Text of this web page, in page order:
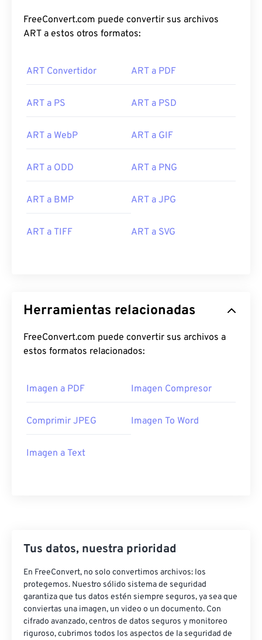
FreeConvert.com puede convertir sus archivos
ART a estos otros formatos:
ART Convertidor ART a PDF
ART a PS ART a PSD
ART a WebP ART a GIF
ART a ODD ART a PNG
ART a BMP ART a JPG
ART a TIFF ART a SVG
Herramientas relacionadas
FreeConvert.com puede convertir sus archivos a
estos formatos relacionados:
Imagen a PDF Imagen Compresor
Comprimir JPEG Imagen To Word
Imagen a Text
Tus datos, nuestra prioridad
En FreeConvert, no solo convertimos archivos: los
protegemos. Nuestro sólido sistema de seguridad
garantiza que tus datos estén siempre seguros, ya sea que
conviertas una imagen, un video o un documento. Con
cifrado avanzado, centros de datos seguros y monitoreo
riguroso, cubrimos todos los aspectos de la seguridad de